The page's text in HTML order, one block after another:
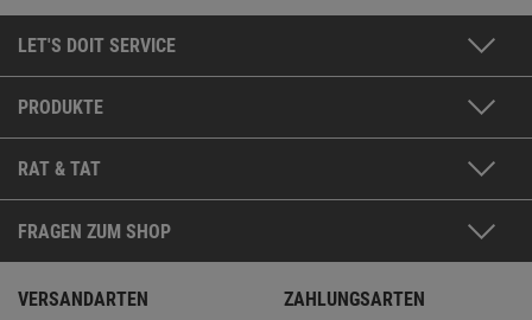
LET'S DOIT SERVICE
PRODUKTE
RAT & TAT
FRAGEN ZUM SHOP
VERSANDARTEN ZAHLUNGSARTEN